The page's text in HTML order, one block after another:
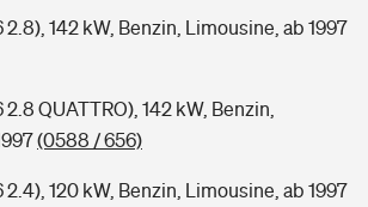
2.8), 142 kW, Benzin, Limousine, ab 1997
QUATTRO), 142 kW, Benzin,
(0588 / 656)
2.4), 120 kW, Benzin, Limousine, ab 1997